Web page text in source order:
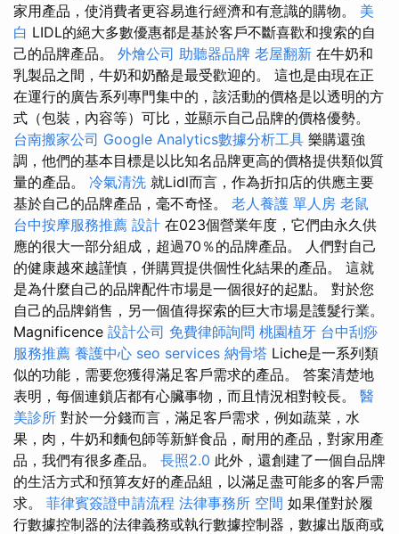
家用產品，使消費者更容易進行經濟和有意識的購物。 美
白 LIDL的絕大多數優惠都是基於客戶不斷喜歡和搜索的自
己的品牌產品。 外燴公司 助聽器品牌 老屋翻新 在牛奶和
乳製品之間，牛奶和奶酪是最受歡迎的。 這也是由現在正
在運行的廣告系列專門集中的，該活動的價格是以透明的方
式（包裝，內容等）可比，並顯示自己品牌的價格優勢。
台南搬家公司 Google Analytics數據分析工具 樂購還強
調，他們的基本目標是以比知名品牌更高的價格提供類似質
量的產品。 冷氣清洗 就Lidl而言，作為折扣店的供應主要
基於自己的品牌產品，毫不奇怪。 老人養護 單人房 老鼠
台中按摩服務推薦 設計 在023個營業年度，它們由永久供
應的很大一部分組成，超過70％的品牌產品。 人們對自己
的健康越來越謹慎，併購買提供個性化結果的產品。 這就
是為什麼自己的品牌配件市場是一個很好的起點。 對於您
自己的品牌銷售，另一個值得探索的巨大市場是護髮行業。
Magnificence 設計公司 免費律師詢問 桃園植牙 台中刮痧
服務推薦 養護中心 seo services 納骨塔 Liche是一系列類
似的功能，需要您獲得滿足客戶需求的產品。 答案清楚地
表明，每個連鎖店都有心臟事物，而且情況相對較長。 醫
美診所 對於一分錢而言，滿足客戶需求，例如蔬菜，水
果，肉，牛奶和麵包師等新鮮食品，耐用的產品，對家用產
品，我們有很多產品。 長照2.0 此外，還創建了一個自品牌
的生活方式和預算友好的產品組，以滿足盡可能多的客戶需
求。 菲律賓簽證申請流程 法律事務所 空間 如果僅對於履
行數據控制器的法律義務或執行數據控制器，數據出版商或